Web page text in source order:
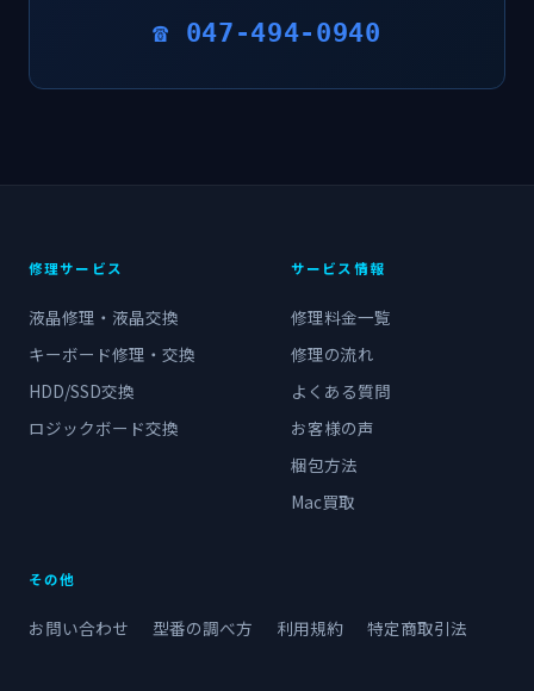
☎ 047-494-0940
修理サービス
液晶修理・液晶交換
キーボード修理・交換
HDD/SSD交換
ロジックボード交換
サービス情報
修理料金一覧
修理の流れ
よくある質問
お客様の声
梱包方法
Mac買取
その他
お問い合わせ 型番の調べ方 利用規約 特定商取引法